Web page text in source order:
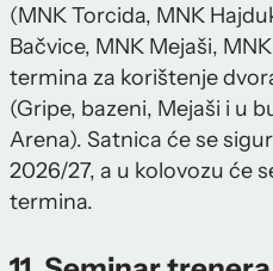
(MNK Torcida, MNK
Bačvice, MNK Mejaši,
termina za korištenje
(Gripe, bazeni, Mejaši i u
Arena). Satnica će se
2026/27, a u kolovozu će
termina.